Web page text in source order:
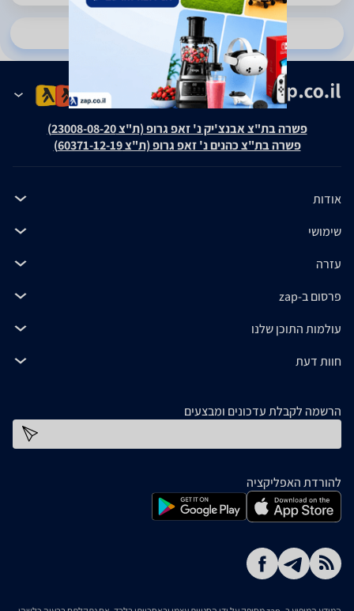
להשוואת מחירים ב-9 חנויות נוספות
פשרה בת"צ אבנצ'יק נ' זאפ גרופ (ת"צ 23008-08-20)
פשרה בת"צ כהנים נ' זאפ גרופ (ת"צ 60371-12-19)
אודות
שימושי
עזרה
פרסום ב-zap
עולמות התוכן שלנו
חוות דעת
הרשמה לקבלת עדכונים ומבצעים
להורדת האפליקציה